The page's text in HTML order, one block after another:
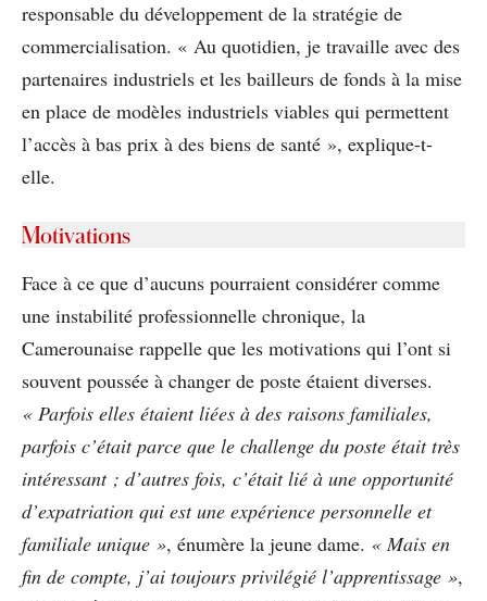
responsable du développement de la stratégie de
commercialisation. « Au quotidien, je travaille avec des
partenaires industriels et les bailleurs de fonds à la mise
en place de modèles industriels viables qui permettent
l’accès à bas prix à des biens de santé », explique-t-
elle.
Motivations
Face à ce que d’aucuns pourraient considérer comme
une instabilité professionnelle chronique, la
Camerounaise rappelle que les motivations qui l’ont si
souvent poussée à changer de poste étaient diverses.
« Parfois elles étaient liées à des raisons familiales,
parfois c’était parce que le challenge du poste était très
intéressant ; d’autres fois, c’était lié à une opportunité
d’expatriation qui est une expérience personnelle et
familiale unique », énumère la jeune dame. « Mais en
fin de compte, j’ai toujours privilégié l’apprentissage »,